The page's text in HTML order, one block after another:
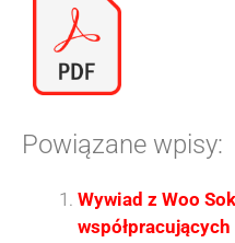
Powiązane wpisy:
Wywiad z Woo
współpracujących